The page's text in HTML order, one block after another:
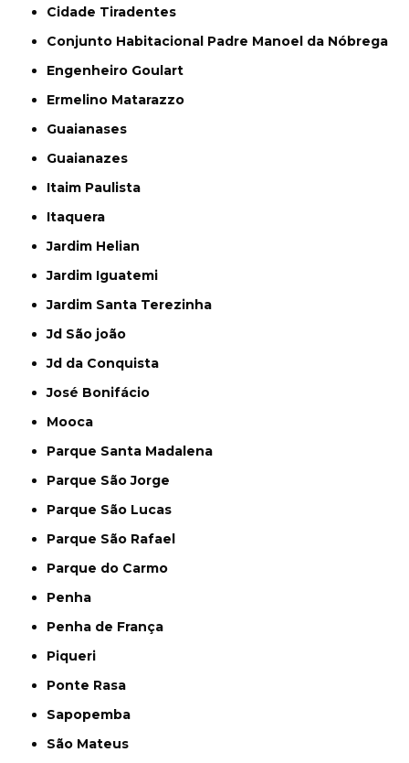
Cidade Tiradentes
Conjunto Habitacional Padre Manoel da Nóbrega
Engenheiro Goulart
Ermelino Matarazzo
Guaianases
Guaianazes
Itaim Paulista
Itaquera
Jardim Helian
Jardim Iguatemi
Jardim Santa Terezinha
Jd São joão
Jd da Conquista
José Bonifácio
Mooca
Parque Santa Madalena
Parque São Jorge
Parque São Lucas
Parque São Rafael
Parque do Carmo
Penha
Penha de França
Piqueri
Ponte Rasa
Sapopemba
São Mateus